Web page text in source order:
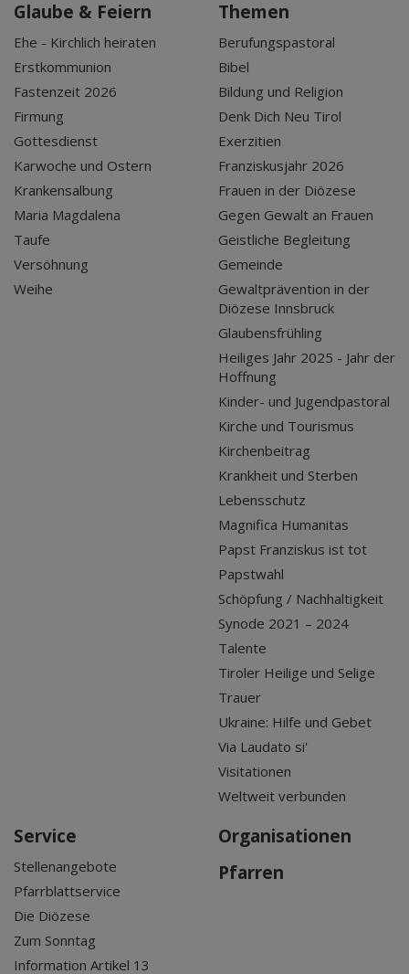
Glaube & Feiern
Ehe - Kirchlich heiraten
Erstkommunion
Fastenzeit 2026
Firmung
Gottesdienst
Karwoche und Ostern
Krankensalbung
Maria Magdalena
Taufe
Versöhnung
Weihe
Themen
Berufungspastoral
Bibel
Bildung und Religion
Denk Dich Neu Tirol
Exerzitien
Franziskusjahr 2026
Frauen in der Diözese
Gegen Gewalt an Frauen
Geistliche Begleitung
Gemeinde
Gewaltprävention in der
Diözese Innsbruck
Glaubensfrühling
Heiliges Jahr 2025 - Jahr der
Hoffnung
Kinder- und Jugendpastoral
Kirche und Tourismus
Kirchenbeitrag
Krankheit und Sterben
Lebensschutz
Magnifica Humanitas
Papst Franziskus ist tot
Papstwahl
Schöpfung / Nachhaltigkeit
Synode 2021 – 2024
Talente
Tiroler Heilige und Selige
Trauer
Ukraine: Hilfe und Gebet
Via Laudato si'
Visitationen
Weltweit verbunden
Service
Stellenangebote
Pfarrblattservice
Die Diözese
Zum Sonntag
Information Artikel 13
Organisationen
Pfarren